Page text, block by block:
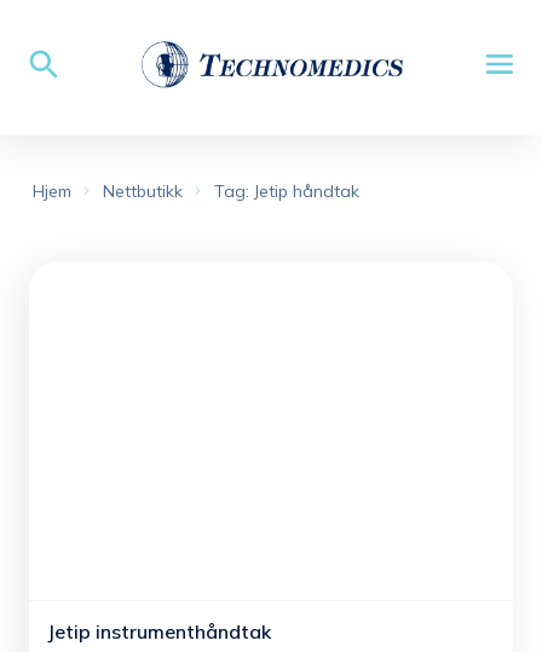
Hjem Nettbutikk Tag: Jetip håndtak
Jetip instrumenthåndtak